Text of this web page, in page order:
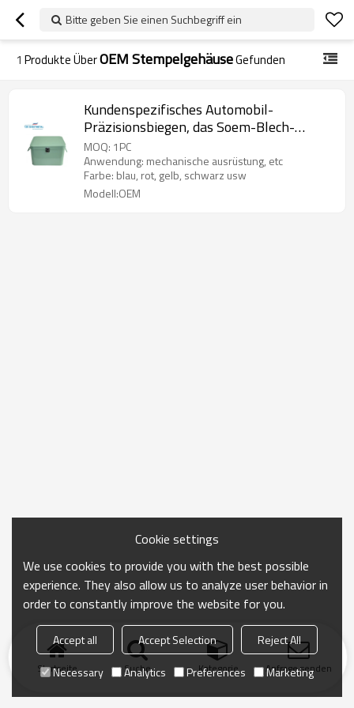
Bitte geben Sie einen Suchbegriff ein
1 Produkte ÜberOEM StempelgehäuseGefunden
Kundenspezifisches Automobil-
Präzisionsbiegen, das Soem-Blech-
Stanzmaschine-kleine Teileinschließung
schneidet
MOQ: 1PC
Anwendung: mechanische ausrüstung, etc
Farbe: blau, rot, gelb, schwarz usw
Modell:OEM
Startseite Suche Kategorie Anfrage senden
Cookie settings
We use cookies to provide you with the best possible
experience. They also allow us to analyze user behavior in
order to constantly improve the website for you.
Accept all Accept Selection
Reject All
Necessary
Analytics Preferences Marketing